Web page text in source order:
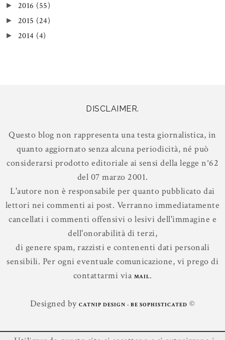
► 2016 (55)
► 2015 (24)
► 2014 (4)
DISCLAIMER.
Questo blog non rappresenta una testa giornalistica, in
quanto aggiornato senza alcuna periodicità, né può
considerarsi prodotto editoriale ai sensi della legge n°62
del 07 marzo 2001.
L'autore non è responsabile per quanto pubblicato dai
lettori nei commenti ai post. Verranno immediatamente
cancellati i commenti offensivi o lesivi dell'immagine e
dell'onorabilità di terzi,
di genere spam, razzisti e contenenti dati personali
sensibili. Per ogni eventuale comunicazione, vi prego di
contattarmi via MAIL.
Designed by CATNIP DESIGN - BE SOPHISTICATED ©